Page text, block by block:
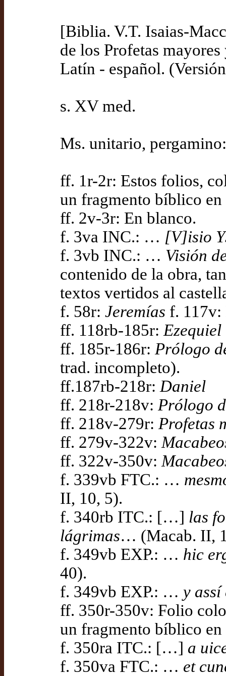
[Biblia. V.T. Isaias-
de los Profetas
Latín - español.
s. XV med.
Ms. unitario,
ff. 1r-2r: Estos folios,
un fragmento bíblico
ff. 2v-3r: En blanco.
f. 3va INC.: … [V]isio
f. 3vb INC.: … Visión
contenido de la obra,
textos vertidos al
f. 58r: Jeremías f. 117v:
ff. 118rb-185r: Ezequiel
ff. 185r-186r: Prólogo
trad. incompleto).
ff.187rb-218r: Daniel
ff. 218r-218v: Prólogo
ff. 218v-279r: Profetas
ff. 279v-322v:
ff. 322v-350v:
f. 339vb FTC.: …
II, 10, 5).
f. 340rb ITC.: […] las
lágrimas… (Macab. II,
f. 349vb EXP.: … hic
40).
f. 349vb EXP.: … y assí
ff. 350r-350v: Folio
un fragmento bíblico
f. 350ra ITC.: […] a
f. 350va FTC.: … et